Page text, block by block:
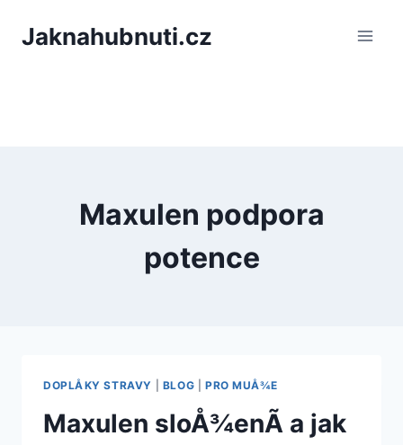
Jaknahubnuti.cz
Maxulen podpora
potence
DOPLÅKY STRAVY BLOG PRO MUÅ¾E
Maxulen sloÅ¾enÃ­ a jak